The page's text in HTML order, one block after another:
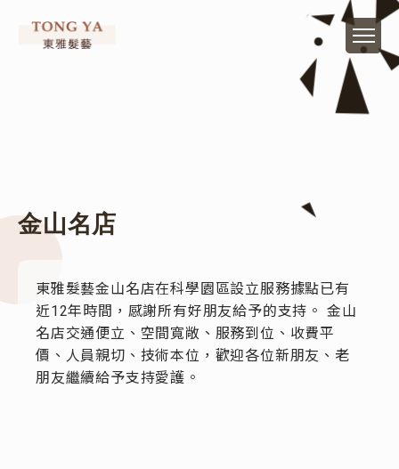
金山名店
東雅髮藝金山名店在科學園區設立服務據點已有
近12年時間，感謝所有好朋友給予的支持。 金山
名店交通便立、空間寬敞、服務到位、收費平
價、人員親切、技術本位，歡迎各位新朋友、老
朋友繼續給予支持愛護。